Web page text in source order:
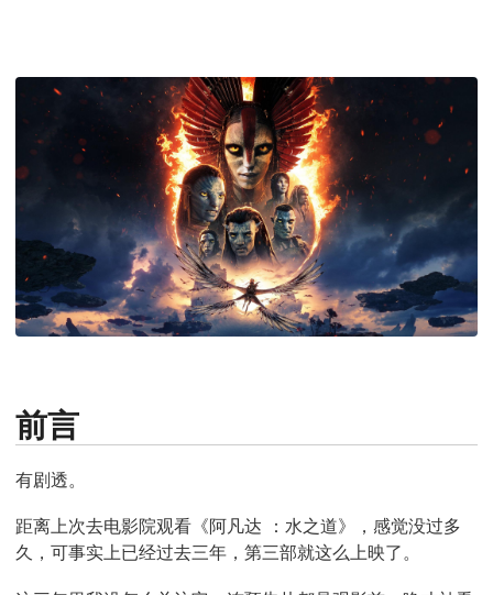
前言
有剧透。
距离上次去电影院观看《阿凡达 ：水之道》，感觉没过多
久，可事实上已经过去三年，第三部就这么上映了。